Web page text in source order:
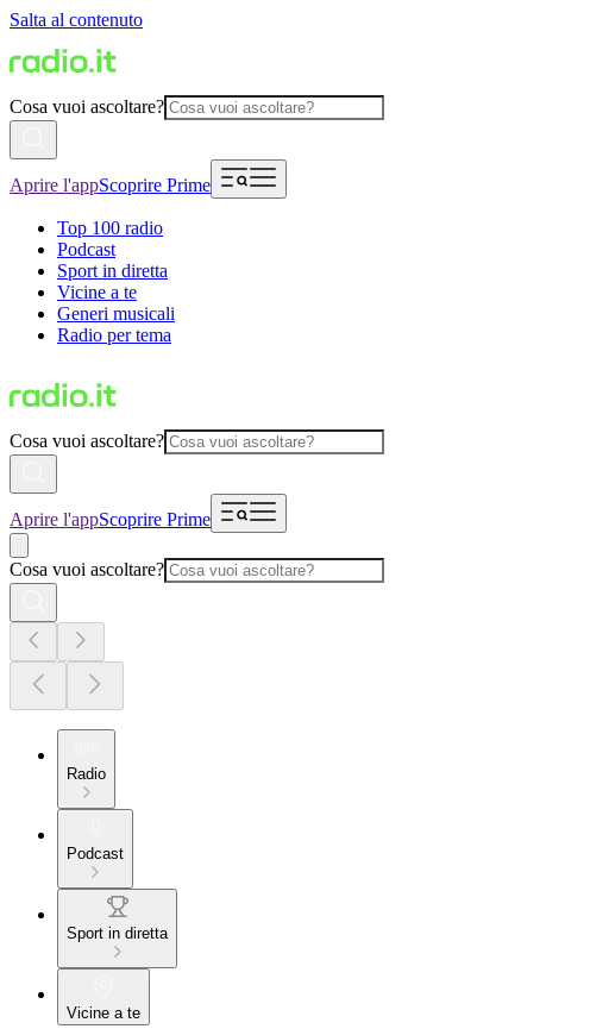
Salta al contenuto
Cosa vuoi ascoltare?
Aprire l'appScoprire Prime
Top 100 radio
Podcast
Sport in diretta
Vicine a te
Generi musicali
Radio per tema
Cosa vuoi ascoltare?
Aprire l'appScoprire Prime
Cosa vuoi ascoltare?
Radio
Podcast
Sport in diretta
Vicine a te